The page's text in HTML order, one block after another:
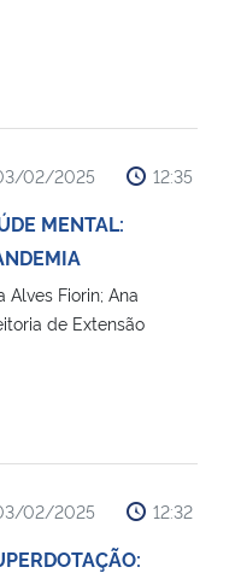
02/2025 12:35
MENTAL:
Alves Fiorin; Ana
de Extensão
02/2025 12:32